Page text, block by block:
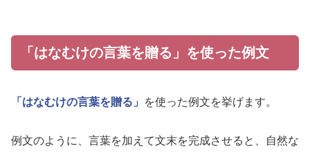
「はなむけの言葉を贈る」を使った例文
「はなむけの言葉を贈る」 を使った例文を挙げます。
例文のように、言葉を加えて文末を完成させると、自然な